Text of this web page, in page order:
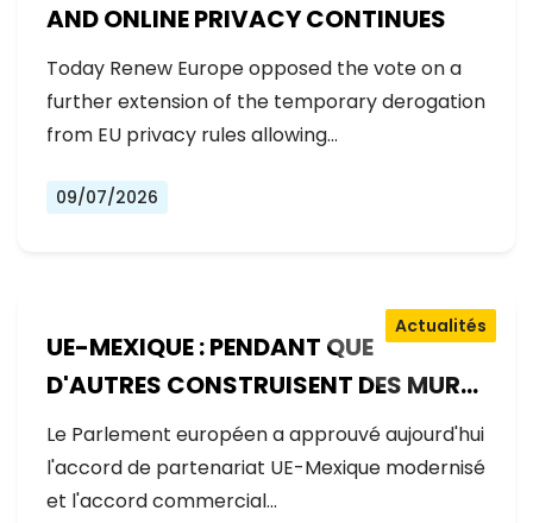
AND ONLINE PRIVACY CONTINUES
Today Renew Europe opposed the vote on a
further extension of the temporary derogation
from EU privacy rules allowing…
09/07/2026
UE-MEXIQUE : PENDANT QUE
D'AUTRES CONSTRUISENT DES MURS,
L'EUROPE CONSTRUIT DES PONTS
Actualités
Le Parlement européen a approuvé aujourd'hui
l'accord de partenariat UE-Mexique modernisé
et l'accord commercial…